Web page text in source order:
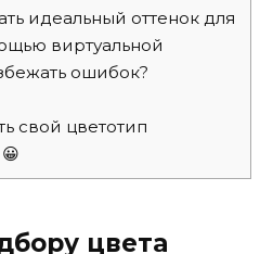
идеальный оттенок для
виртуальной
ошибок?
свой цветотип
цвета